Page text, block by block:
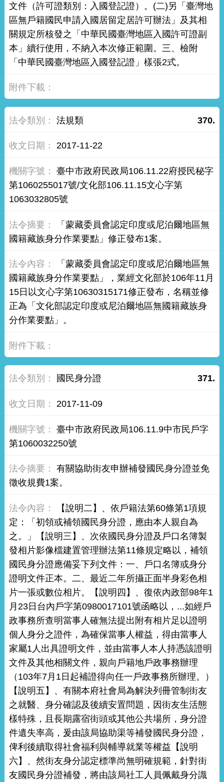
文件（許可證類別：入國登記證）。(二)另「臺灣地
區無戶籍國民申請入國居留定居許可辦法」及其相
關規定所核發之「中華民國臺灣地區入國許可證副
本」續行使用，不納入本次修正範圍。三、檢附
「中華民國臺灣地區入國登記證」樣張2式。
370.
法規類
2017-11-22
臺中市政府民政局106.11.22府授民秘字
第1060255017號/文化部106.11.15文心字第
1063032805號
「蒙藏委員會認定印度或尼泊爾地區無
國籍藏族身分作業要點」修正發布1案。
「蒙藏委員會認定印度或尼泊爾地區無
國籍藏族身分作業要點」，業經文化部於106年11月
15日以文心字第10630315171修正發布，名稱並修
正為「文化部認定印度或尼泊爾地區無國籍藏族身
分作業要點」。
371.
國民身分證
2017-11-09
臺中市政府民政局106.11.9中市民戶字
第1060032250號
有關協助街友申辦補發國民身分證並免
徵收規費1案。
【說明二】、依戶籍法第60條第1項規
定：「初領或補領國民身分證，應由本人親自為
之。」【說明三】、次依國民身分證及戶口名簿製
發相片影像檔建置管理辦法第11條規定略以，補領
國民身分證應備妥下列文件：一、戶口名簿或身分
證明文件正本。二、最近二年所攝正面半身彩色相
片一張或數位相片。【說明四】、復依內政部98年1
月23日台內戶字第0980017101號函略以，...如經戶
政事務所查明當事人確無法提出附有相片足以證明
個人身分之證件，為確保當事人權益，得由當事人
家屬1人出具證明文件，並由當事人本人持憑該證明
文件及其他相關文件，親向戶籍地戶政事務辦理
（103年7月1日起補證得向任一戶政事務所辦理。）
【說明五】、有關本府社會局為解決列冊管制街友
之就醫、身分確認及後續安置問題，因街友生活態
樣特殊，且長期露宿街頭或其他公共場所，身分證
件遺失率高，爰由該局協助渠等補發國民身分證，
俾利後續取得社會福利與輔導就業等權益【說明
六】、然街友身分認定標準尚無明確規範，針對街
友國民身分證補發，將由該局社工人員佩戴身分識